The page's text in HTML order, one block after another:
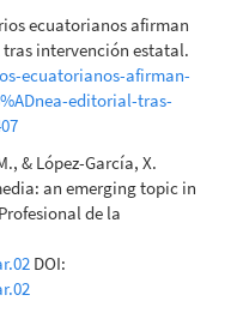
ecuatorianos afirman
intervención estatal.
ecuatorianos-afirman-
editorial-tras-
& López-García, X.
an emerging topic in
de la
DOI: